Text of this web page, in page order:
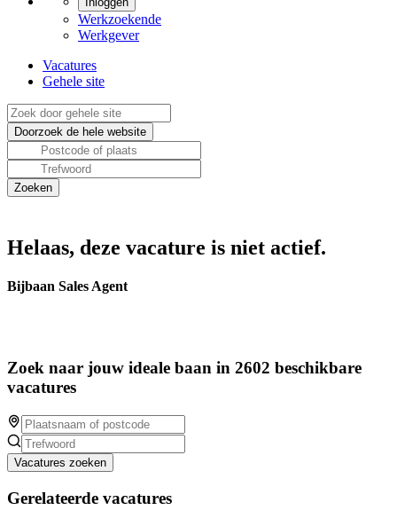
Werkzoekende
Werkgever
Vacatures
Gehele site
Helaas, deze vacature is niet actief.
Bijbaan Sales Agent
Zoek naar jouw ideale baan in 2602 beschikbare
vacatures
Vacatures zoeken
Gerelateerde vacatures